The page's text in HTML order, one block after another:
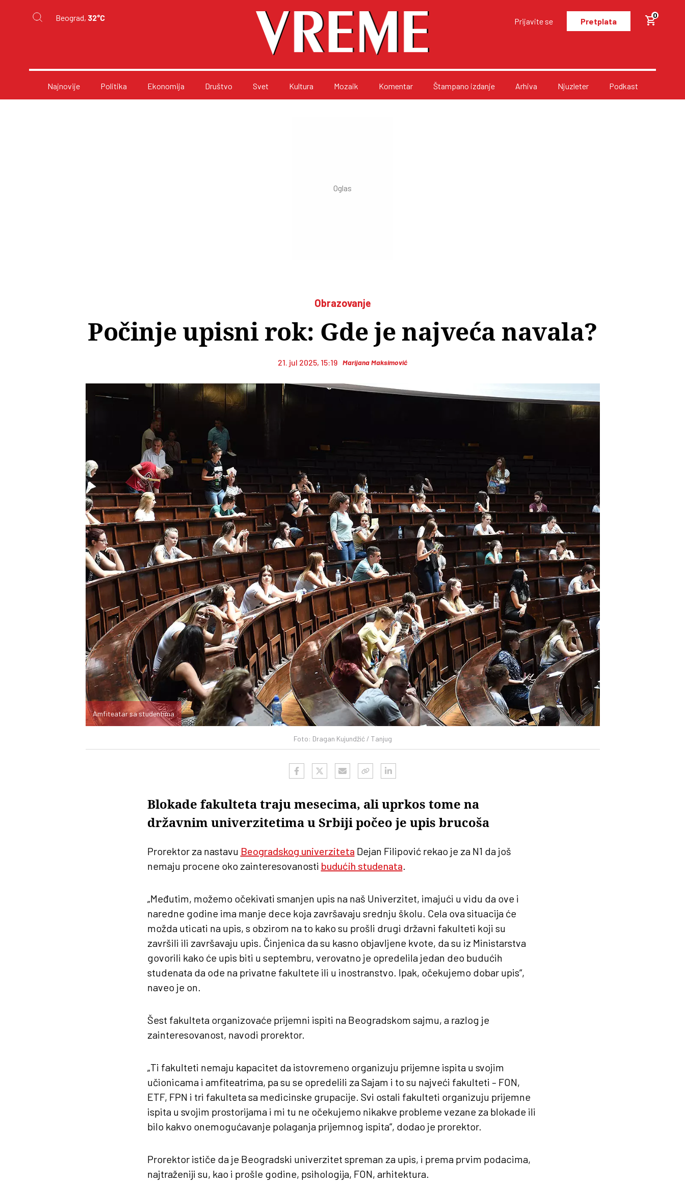
Beograd, 32°C Prijavite se Pretplata
0
Najnovije Politika Ekonomija Društvo Svet Kultura Mozaik Komentar Štampano izdanje Arhiva Njuzleter Podkast
Obrazovanje
Počinje upisni rok: Gde je najveća navala?
21. jul 2025, 15:19 Marijana Maksimović
Foto: Dragan Kujundžić / Tanjug
Amfiteatar sa studentima
Blokade fakulteta traju mesecima, ali uprkos tome na
državnim univerzitetima u Srbiji počeo je upis brucoša
Prorektor za nastavu Beogradskog univerziteta Dejan Filipović rekao je za N1 da još
nemaju procene oko zainteresovanosti budućih studenata
„Međutim, možemo očekivati smanjen upis na naš Univerzitet, imajući u vidu da ove i
naredne godine ima manje dece koja završavaju srednju školu. Cela ova situacija će
možda uticati na upis, s obzirom na to kako su prošli drugi državni fakulteti koji su
završili ili završavaju upis. Činjenica da su kasno objavljene kvote, da su iz Ministarstva
govorili kako će upis biti u septembru, verovatno je opredelila jedan deo budućih
studenata da ode na privatne fakultete ili u inostranstvo. Ipak, očekujemo dobar upis“,
naveo je on.
Šest fakulteta organizovaće prijemni ispiti na Beogradskom sajmu, a razlog je
zainteresovanost, navodi prorektor.
„Ti fakulteti nemaju kapacitet da istovremeno organizuju prijemne ispita u svojim
učionicama i amfiteatrima, pa su se opredelili za Sajam i to su najveći fakulteti – FON,
ETF, FPN i tri fakulteta sa medicinske grupacije. Svi ostali fakulteti organizuju prijemne
ispita u svojim prostorijama i mi tu ne očekujemo nikakve probleme vezane za blokade ili
bilo kakvo onemogućavanje polaganja prijemnog ispita“, dodao je prorektor.
Prorektor ističe da je Beogradski univerzitet spreman za upis, i prema prvim podacima,
najtraženiji su, kao i prošle godine, psihologija, FON, arhitektura.